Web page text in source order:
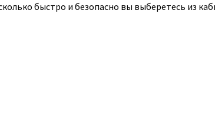
быстро и безопасно вы выберетесь из